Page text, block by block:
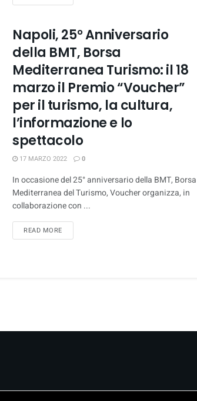
Napoli, 25° Anniversario
della BMT, Borsa
Mediterranea Turismo: il 18
marzo il Premio “Voucher”
per il turismo, la cultura,
l’informazione e lo
spettacolo
17 MARZO 2022 0
In occasione del 25° anniversario della BMT, Borsa
Mediterranea del Turismo, Voucher organizza, in
collaborazione con ...
READ MOREDETAILS